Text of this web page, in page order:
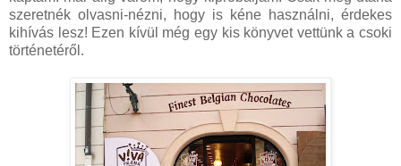
szeretnék olvasni-nézni, hogy is kéne használni, érdekes
kihívás lesz! Ezen kívül még egy kis könyvet vettünk a csoki
történetéről.